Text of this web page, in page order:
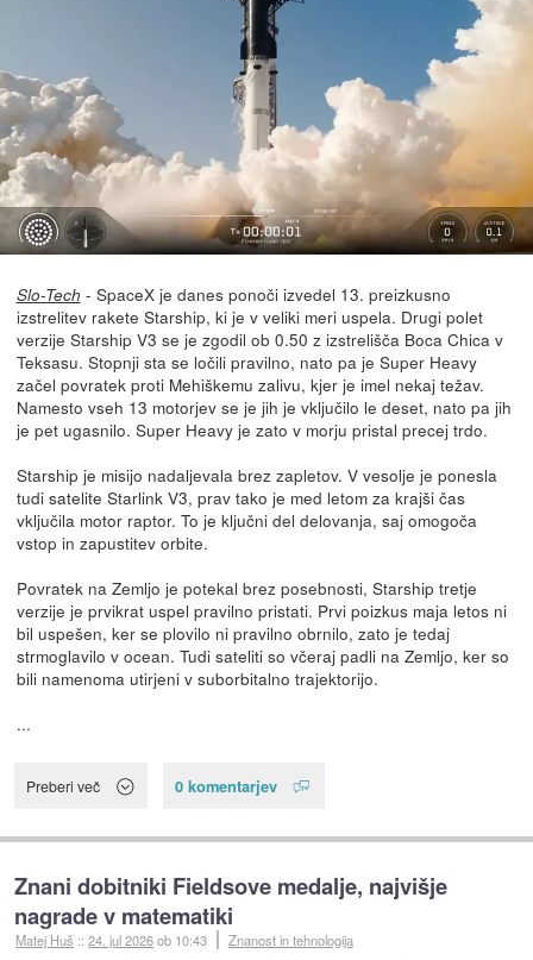
Slo-Tech - SpaceX je danes ponoči izvedel 13. preizkusno
izstrelitev rakete Starship, ki je v veliki meri uspela. Drugi polet
verzije Starship V3 se je zgodil ob 0.50 z izstrelišča Boca Chica v
Teksasu. Stopnji sta se ločili pravilno, nato pa je Super Heavy
začel povratek proti Mehiškemu zalivu, kjer je imel nekaj težav.
Namesto vseh 13 motorjev se je jih je vključilo le deset, nato pa jih
je pet ugasnilo. Super Heavy je zato v morju pristal precej trdo.
Starship je misijo nadaljevala brez zapletov. V vesolje je ponesla
tudi satelite Starlink V3, prav tako je med letom za krajši čas
vključila motor raptor. To je ključni del delovanja, saj omogoča
vstop in zapustitev orbite.
Povratek na Zemljo je potekal brez posebnosti, Starship tretje
verzije je prvikrat uspel pravilno pristati. Prvi poizkus maja letos ni
bil uspešen, ker se plovilo ni pravilno obrnilo, zato je tedaj
strmoglavilo v ocean. Tudi sateliti so včeraj padli na Zemljo, ker so
bili namenoma utirjeni v suborbitalno trajektorijo.
...
Preberi več 0 komentarjev
Znani dobitniki Fieldsove medalje, najvišje
nagrade v matematiki
Matej Huš ::24. jul 2026ob 10:43 Znanost in tehnologija